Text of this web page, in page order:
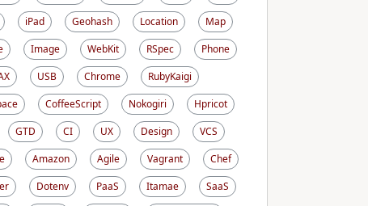
iPad Geohash Location
Map
Image WebKit RSpec
Phone
USB Chrome
RubyKaigi
CoffeeScript Nokogiri
Hpricot
GTD CI UX Design
VCS
Amazon Agile Vagrant
Chef
Dotenv PaaS Itamae
SaaS